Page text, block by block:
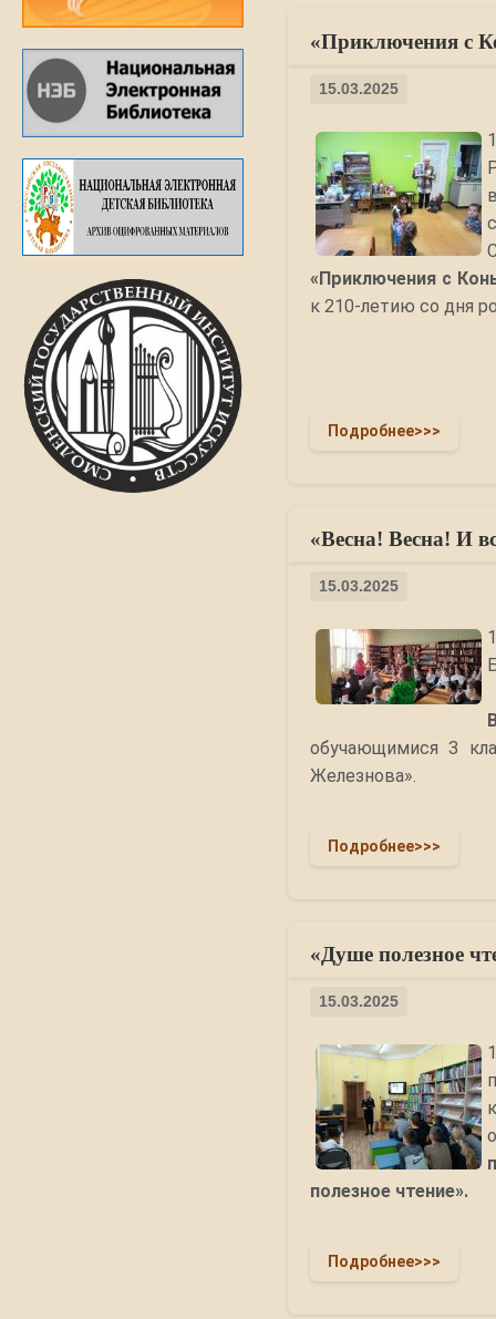
«Приключения с
15.03.2025
«Приключения с
к 210-летию со дня
Подробнее>>>
«Весна! Весна! И
15.03.2025
обучающимися 3
Железнова».
Подробнее>>>
«Душе полезное
15.03.2025
полезное чтение».
Подробнее>>>